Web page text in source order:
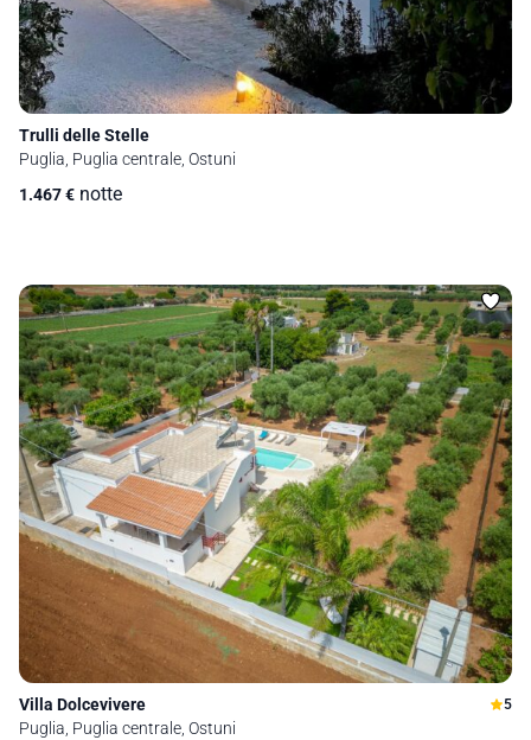
Trulli delle Stelle
Puglia, Puglia centrale, Ostuni
1.467€ notte
Villa Dolcevivere 5
Puglia, Puglia centrale, Ostuni